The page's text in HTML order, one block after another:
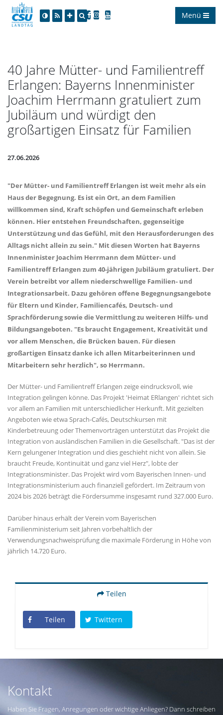
Menü
40 Jahre Mütter- und Familientreff
Erlangen: Bayerns Innenminister
Joachim Herrmann gratuliert zum
Jubiläum und würdigt den
großartigen Einsatz für Familien
27.06.2026
"Der Mütter- und Familientreff Erlangen ist weit mehr als ein
Haus der Begegnung. Es ist ein Ort, an dem Familien
willkommen sind, Kraft schöpfen und Gemeinschaft erleben
können. Hier entstehen Freundschaften, gegenseitige
Unterstützung und das Gefühl, mit den Herausforderungen des
Alltags nicht allein zu sein." Mit diesen Worten hat Bayerns
Innenminister Joachim Herrmann dem Mütter- und
Familientreff Erlangen zum 40-jährigen Jubiläum gratuliert. Der
Verein betreibt vor allem niederschwellige Familien- und
Integrationsarbeit. Dazu gehören offene Begegnungsangebote
für Eltern und Kinder, Familiencafés, Deutsch- und
Sprachförderung sowie die Vermittlung zu weiteren Hilfs- und
Bildungsangeboten. "Es braucht Engagement, Kreativität und
vor allem Menschen, die Brücken bauen. Für diesen
großartigen Einsatz danke ich allen Mitarbeiterinnen und
Mitarbeitern sehr herzlich", so Herrmann.
Der Mütter- und Familientreff Erlangen zeige eindrucksvoll, wie
Integration gelingen könne. Das Projekt 'Heimat ERlangen' richtet sich
vor allem an Familien mit unterschiedlicher Herkunft. Mit gezielten
Angeboten wie etwa Sprach-Cafés, Deutschkursen mit
Kinderbetreuung oder Themenvorträgen unterstützt das Projekt die
Integration von ausländischen Familien in die Gesellschaft. "Das ist der
Kern gelungener Integration und dies geschieht nicht von allein. Sie
braucht Freude, Kontinuität und ganz viel Herz", lobte der
Integrationsminister. Das Projekt wird vom Bayerischen Innen- und
Integrationsministerium auch finanziell gefördert. Im Zeitraum von
2024 bis 2026 beträgt die Fördersumme insgesamt rund 327.000 Euro.
Darüber hinaus erhält der Verein vom Bayerischen
Familienministerium seit Jahren vorbehaltlich der
Verwendungsnachweisprüfung die maximale Förderung in Höhe von
jährlich 14.720 Euro.
Teilen
Teilen Twittern
Kontakt
Haben Sie Fragen, Anregungen oder wichtige Anliegen? Dann schreiben